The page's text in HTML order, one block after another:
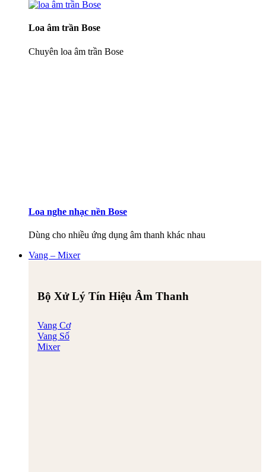
Loa âm trần Bose
Chuyên loa âm trần Bose
Loa nghe nhạc nền Bose
Dùng cho nhiều ứng dụng âm thanh khác nhau
Vang – Mixer
Bộ Xử Lý Tín Hiệu Âm Thanh
Vang Cơ
Vang Số
Mixer